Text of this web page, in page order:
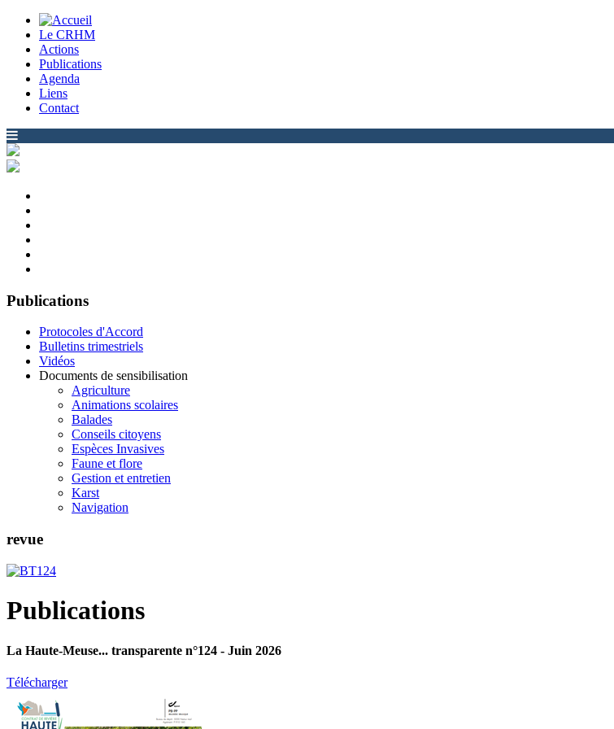
Le CRHM
Actions
Publications
Agenda
Liens
Contact
Publications
Protocoles d'Accord
Bulletins trimestriels
Vidéos
Documents de sensibilisation
Agriculture
Animations scolaires
Balades
Conseils citoyens
Espèces Invasives
Faune et flore
Gestion et entretien
Karst
Navigation
revue
Publications
La Haute-Meuse... transparente n°124 - Juin 2026
Télécharger